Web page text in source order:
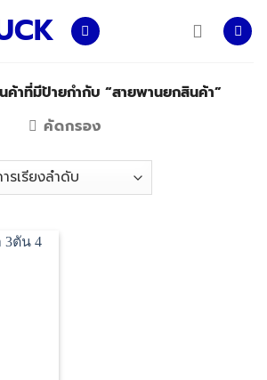
ค้าที่มีป้ายกำกับ “สายพานยกสินค้า”
คัดกรอง